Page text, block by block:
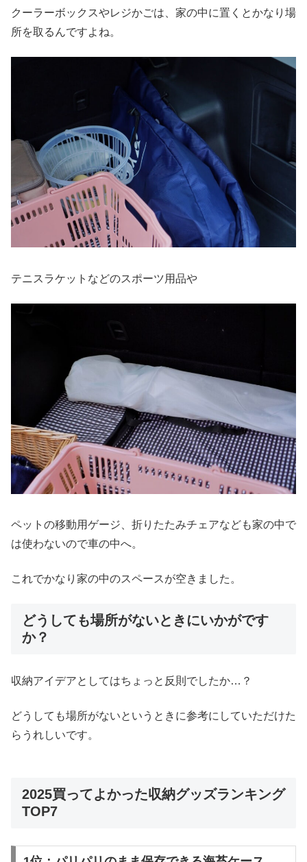
クーラーボックスやレジかごは、家の中に置くとかなり場
所を取るんですよね。
テニスラケットなどのスポーツ用品や
ペットの移動用ゲージ、折りたたみチェアなども家の中で
は使わないので車の中へ。
これでかなり家の中のスペースが空きました。
どうしても場所がないときにいかがです
か？
収納アイデアとしてはちょっと反則でしたか…？
どうしても場所がないというときに参考にしていただけた
らうれしいです。
2025買ってよかった収納グッズランキング
TOP7